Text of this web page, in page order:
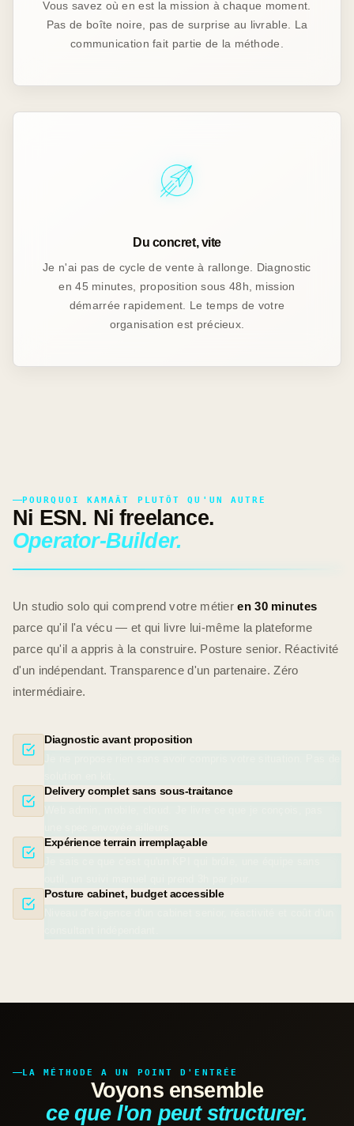
Vous savez où en est la mission à chaque moment.
Pas de boîte noire, pas de surprise au livrable. La
communication fait partie de la méthode.
Du concret, vite
Je n'ai pas de cycle de vente à rallonge. Diagnostic
en 45 minutes, proposition sous 48h, mission
démarrée rapidement. Le temps de votre
organisation est précieux.
POURQUOI KAMAÂT PLUTÔT QU'UN AUTRE
Ni ESN. Ni freelance.
Operator-Builder.
Un studio solo qui comprend votre métieren 30 minutes
parce qu'il l'a vécu — et qui livre lui-même la plateforme
parce qu'il a appris à la construire. Posture senior. Réactivité
d'un indépendant. Transparence d'un partenaire. Zéro
intermédiaire.
Diagnostic avant proposition
Delivery complet sans sous-traitance
Expérience terrain irremplaçable
Posture cabinet, budget accessible
LA MÉTHODE A UN POINT D'ENTRÉE
Voyons ensemble
ce que l'on peut structurer.